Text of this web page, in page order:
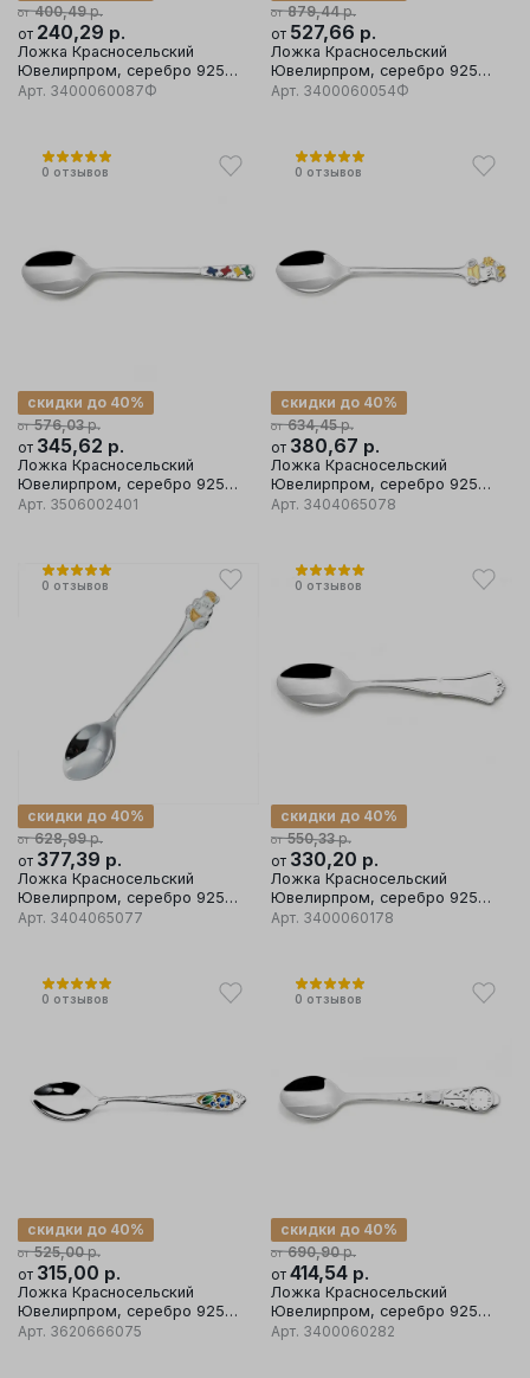
от 400,49р.
от 240,29 р.
Ложка Красносельский
Ювелирпром, серебро 925
проба
Арт. 3400060087Ф
от 879,44р.
от 527,66 р.
Ложка Красносельский
Ювелирпром, серебро 925
проба
Арт. 3400060054Ф
0 отзывов
от 576,03р.
скидки до 40%
от 345,62 р.
Ложка Красносельский
Ювелирпром, серебро 925
проба
Арт. 3506002401
0 отзывов
от 634,45р.
скидки до 40%
от 380,67 р.
Ложка Красносельский
Ювелирпром, серебро 925
проба
Арт. 3404065078
0 отзывов
от 628,99р.
скидки до 40%
от 377,39 р.
Ложка Красносельский
Ювелирпром, серебро 925
проба
Арт. 3404065077
0 отзывов
от 550,33р.
скидки до 40%
от 330,20 р.
Ложка Красносельский
Ювелирпром, серебро 925
проба
Арт. 3400060178
0 отзывов
от 525,00р.
скидки до 40%
от 315,00 р.
Ложка Красносельский
Ювелирпром, серебро 925
проба, вставка эмаль
Арт. 3620666075
0 отзывов
от 690,90р.
скидки до 40%
от 414,54 р.
Ложка Красносельский
Ювелирпром, серебро 925
проба
Арт. 3400060282